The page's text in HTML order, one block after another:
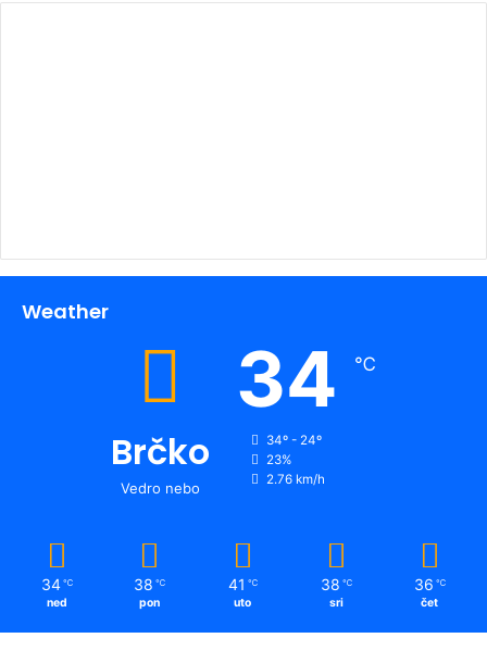
Weather
Brčko
Vedro nebo
34 ℃
34º - 24º
23%
2.76 km/h
34 ℃
ned
38 ℃
pon
41 ℃
uto
38 ℃
sri
36 ℃
čet